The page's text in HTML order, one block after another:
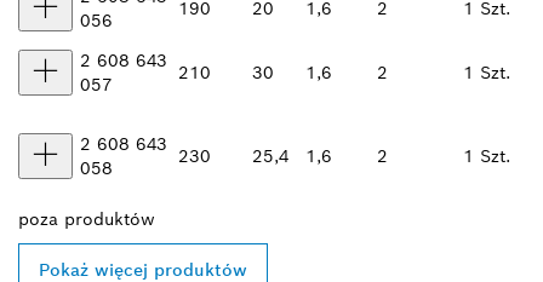
056
190 20 1,6 2 1 Szt.
2 608 643
057
210 30 1,6 2 1 Szt.
2 608 643
058
230 25,4 1,6 2 1 Szt.
poza produktów
Pokaż więcej produktów